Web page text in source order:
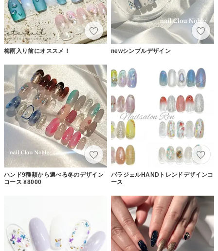
梅雨入り前にオススメ！ newシンプルデザイン
ハンド9種類から選べる冬のデザイン
コース ¥8000
パラジェルHANDトレンドデザインコ
ース